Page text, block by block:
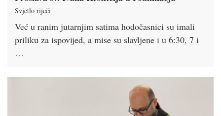
Svjetlo riječi
Već u ranim jutarnjim satima hodočasnici su imali
priliku za ispovijed, a mise su slavljene i u 6:30, 7 i
…